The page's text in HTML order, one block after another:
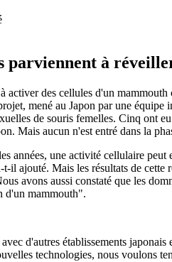
parviennent à
activer des cellules d'un
mené au Japon par une
de souris femelles. Cinq ont
Mais aucun n'est entré dans la
années, une activité cellulaire
il ajouté. Mais les résultats de cette
avons aussi constaté que les
d'un mammouth".
d'autres établissements
technologies, nous voulons